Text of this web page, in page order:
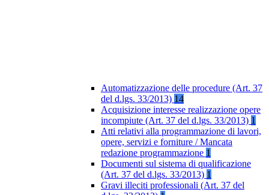
Automatizzazione delle procedure (Art. 37
del d.lgs. 33/2013) 14
Acquisizione interesse realizzazione opere
incompiute (Art. 37 del d.lgs. 33/2013) 1
Atti relativi alla programmazione di lavori,
opere, servizi e forniture / Mancata
redazione programmazione 1
Documenti sul sistema di qualificazione
(Art. 37 del d.lgs. 33/2013) 1
Gravi illeciti professionali (Art. 37 del